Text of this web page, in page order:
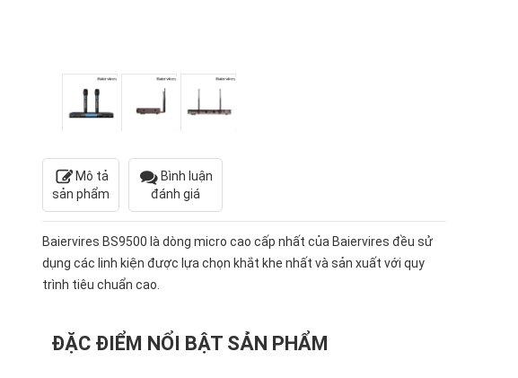
Mô tả
sản phẩm
Bình luận
đánh giá
Baiervires BS9500 là dòng micro cao cấp nhất của Baiervires đều sử
dụng các linh kiện được lựa chọn khắt khe nhất và sản xuất với quy
trình tiêu chuẩn cao.
ĐẶC ĐIỂM NỔI BẬT SẢN PHẨM